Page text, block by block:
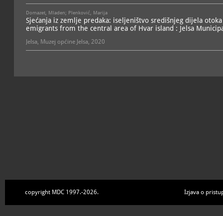
aktivno sudjelovanje u
lokalne zajednice i
neformalno učenje,
Domazet, Mladen; Plenković, Marija
Sjećanja iz zemlje predaka: iseljeništvo središnjeg dijela
emigrants from the central area of Hvar island : Jelsa
Jelsa, Muzej općine Jelsa, 2020
copyright MDC 1997.-2026. Izjava o